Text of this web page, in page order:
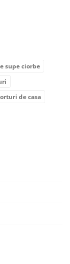
supe ciorbe
de casa